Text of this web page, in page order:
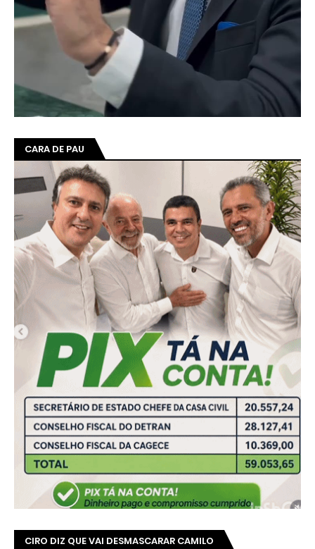
CARA DE PAU
CIRO DIZ QUE VAI DESMASCARAR CAMILO